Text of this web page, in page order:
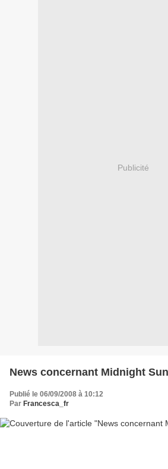
Publicité
News concernant Midnight Sun
Publié le 06/09/2008 à 10:12
Par Francesca_fr